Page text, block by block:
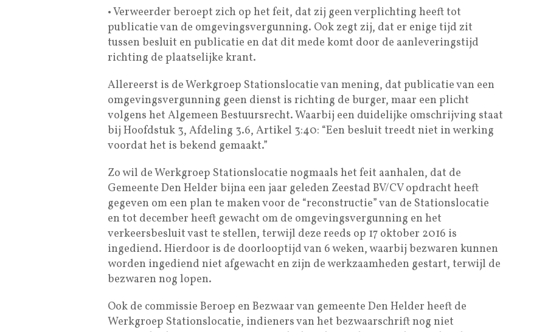
• Verweerder beroept zich op het feit, dat zij geen verplichting heeft tot
publicatie van de omgevingsvergunning. Ook zegt zij, dat er enige tijd zit
tussen besluit en publicatie en dat dit mede komt door de aanleveringstijd
richting de plaatselijke krant.
Allereerst is de Werkgroep Stationslocatie van mening, dat publicatie van een
omgevingsvergunning geen dienst is richting de burger, maar een plicht
volgens het Algemeen Bestuursrecht. Waarbij een duidelijke omschrijving staat
bij Hoofdstuk 3, Afdeling 3.6, Artikel 3:40: “Een besluit treedt niet in werking
voordat het is bekend gemaakt.”
Zo wil de Werkgroep Stationslocatie nogmaals het feit aanhalen, dat de
Gemeente Den Helder bijna een jaar geleden Zeestad BV/CV opdracht heeft
gegeven om een plan te maken voor de “reconstructie” van de Stationslocatie
en tot december heeft gewacht om de omgevingsvergunning en het
verkeersbesluit vast te stellen, terwijl deze reeds op 17 oktober 2016 is
ingediend. Hierdoor is de doorlooptijd van 6 weken, waarbij bezwaren kunnen
worden ingediend niet afgewacht en zijn de werkzaamheden gestart, terwijl de
bezwaren nog lopen.
Ook de commissie Beroep en Bezwaar van gemeente Den Helder heeft de
Werkgroep Stationslocatie, indieners van het bezwaarschrift nog niet